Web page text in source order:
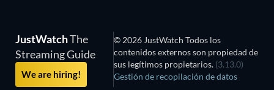
JustWatchThe
Streaming Guide
We are hiring!
© 2026 JustWatch Todos los
contenidos externos son propiedad de
sus legítimos propietarios. (3.13.0)
Gestión de recopilación de datos